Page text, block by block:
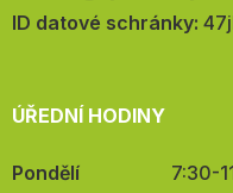
mail:
ID datové schránky:
ÚŘEDNÍ HODINY
Pondělí
7:30-